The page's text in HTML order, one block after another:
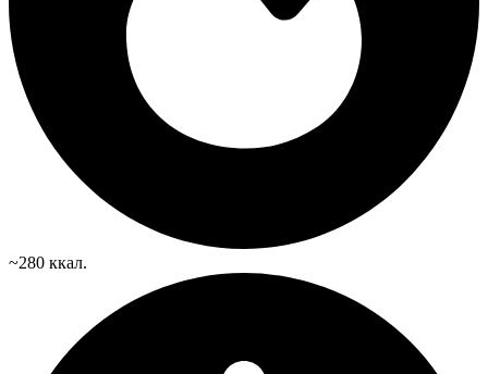
~280 ккал.